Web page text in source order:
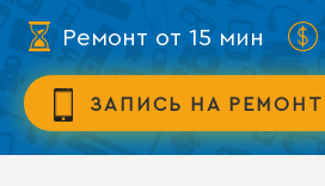
Ремонт от 15 мин
ЗАПИСЬ НА РЕМОНТ